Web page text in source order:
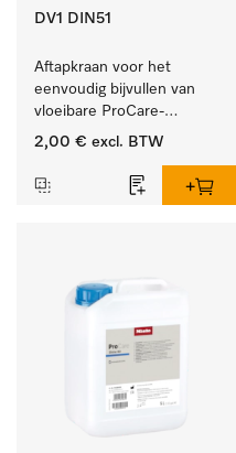
DV1 DIN51
Aftapkraan voor het
eenvoudig bijvullen van
vloeibare ProCare-
producten.
2,00 € excl. BTW